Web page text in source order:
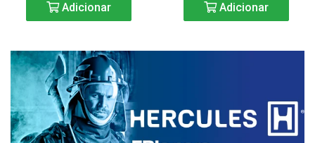
Adicionar Adicionar